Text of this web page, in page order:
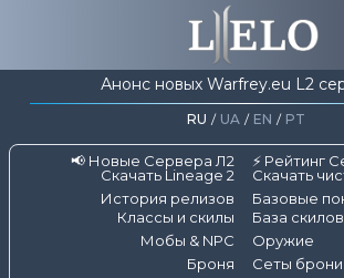
Анонс новых Warfrey.eu L2
RU / UA / EN / PT
📢 Новые Сервера Л2
⚡ Рейтинг
Скачать Lineage 2
Скачать
История релизов
Базовые
Классы и скилы
База скилов
Мобы & NPC
Оружие
Броня
Сеты брони